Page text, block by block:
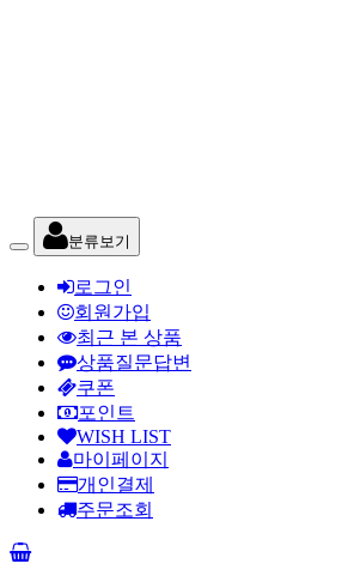
분류보기
로그인
회원가입
최근 본 상품
상품질문답변
쿠폰
포인트
WISH LIST
마이페이지
개인결제
주문조회